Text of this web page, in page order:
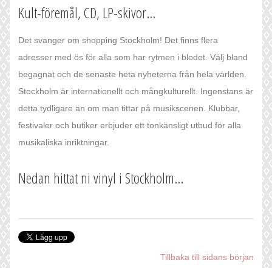
Kult-föremål, CD, LP-skivor...
Det svänger om shopping Stockholm! Det finns flera
adresser med ös för alla som har rytmen i blodet. Välj bland
begagnat och de senaste heta nyheterna från hela världen.
Stockholm är internationellt och mångkulturellt. Ingenstans är
detta tydligare än om man tittar på musikscenen. Klubbar,
festivaler och butiker erbjuder ett tonkänsligt utbud för alla
musikaliska inriktningar.
Nedan hittat ni vinyl i Stockholm...
Tillbaka till sidans början